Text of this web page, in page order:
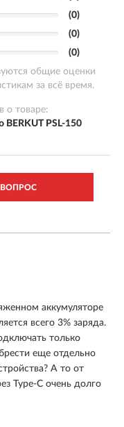
(0)
(0)
(0)
общие оценки
за всё время.
о товаре:
BERKUT PSL-150
ВОПРОС
аккумуляторе
всего 3% заряда.
только
еще отдельно
А то от
Type-C очень долго